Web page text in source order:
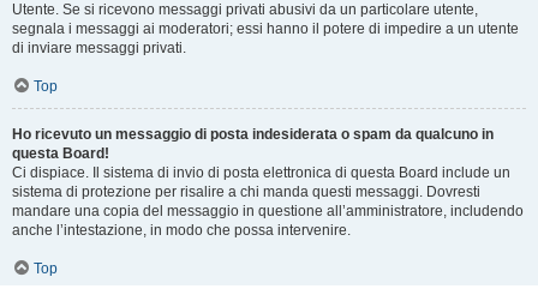
Utente. Se si ricevono messaggi privati ​​abusivi da un particolare utente,
segnala i messaggi ai moderatori; essi hanno il potere di impedire a un utente
di inviare messaggi privati​​.
Top
Ho ricevuto un messaggio di posta indesiderata o spam da qualcuno in
questa Board!
Ci dispiace. Il sistema di invio di posta elettronica di questa Board include un
sistema di protezione per risalire a chi manda questi messaggi. Dovresti
mandare una copia del messaggio in questione all’amministratore, includendo
anche l’intestazione, in modo che possa intervenire.
Top